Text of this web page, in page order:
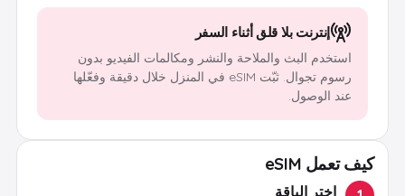
إنترنت بلا قلق أثناء السفر
استخدم البث والملاحة والنشر ومكالمات الفيديو بدون
رسوم تجوال. ثبّت eSIM في المنزل خلال دقيقة وفعّلها
عند الوصول.
كيف تعمل eSIM
اختر الباقة